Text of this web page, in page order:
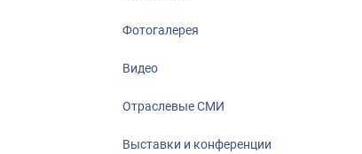
Фотогалерея
Видео
Отраслевые СМИ
Выставки и конференции